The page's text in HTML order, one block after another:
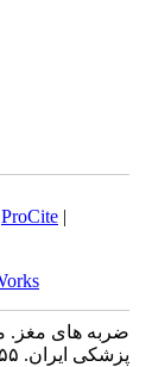
ProCite |
ضربه های مغز.
پزشکی ایران. ۱۳۵۵; ۵ (۴)